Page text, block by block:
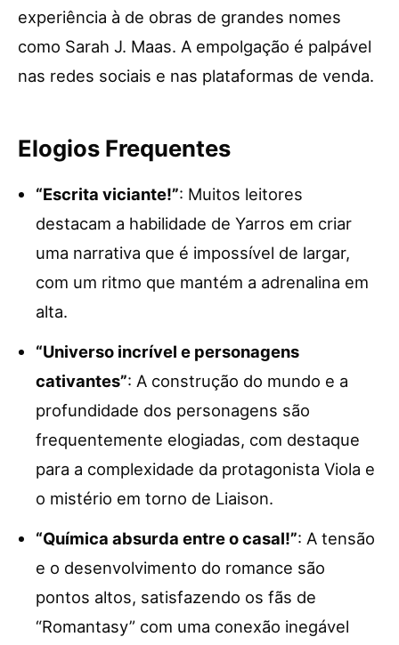
experiência à de obras de grandes nomes
como Sarah J. Maas. A empolgação é palpável
nas redes sociais e nas plataformas de venda.
Elogios Frequentes
“Escrita viciante!”: Muitos leitores
destacam a habilidade de Yarros em criar
uma narrativa que é impossível de largar,
com um ritmo que mantém a adrenalina em
alta.
“Universo incrível e personagens
cativantes”: A construção do mundo e a
profundidade dos personagens são
frequentemente elogiadas, com destaque
para a complexidade da protagonista Viola e
o mistério em torno de Liaison.
“Química absurda entre o casal!”: A tensão
e o desenvolvimento do romance são
pontos altos, satisfazendo os fãs de
“Romantasy” com uma conexão inegável